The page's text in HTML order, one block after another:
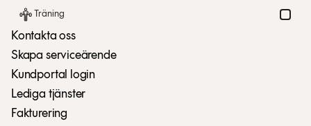
Träning
Kontakta oss
Skapa serviceärende
Kundportal login
Lediga tjänster
Fakturering